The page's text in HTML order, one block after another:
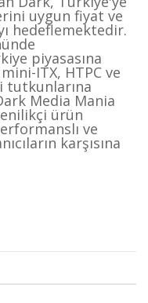
uygun fiyat ve
hedeflemektedir.
piyasasına
ITX, HTPC ve
tutkunlarına
Media Mania
ürün
ve
karşısına